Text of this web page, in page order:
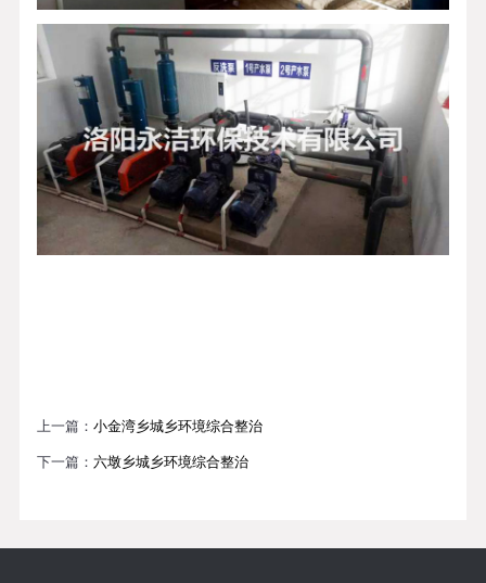
上一篇：小金湾乡城乡环境综合整治
下一篇：六墩乡城乡环境综合整治